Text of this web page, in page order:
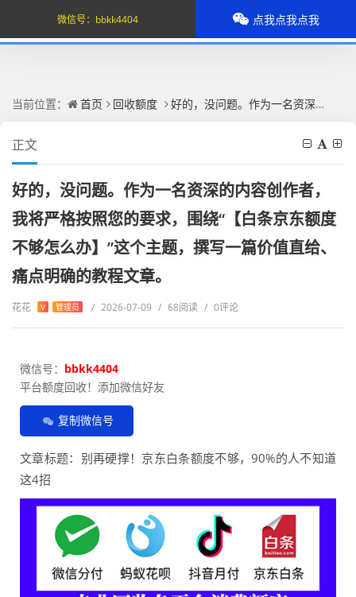
当前位置： 首页 回收额度 好的，没问题。作为一名资深的内容创作者，我将严格按照您的要求，围绕“【白条京东额度不够怎么办】”这个主题，撰写一篇价值直给、痛点明确的教程文章。
正文
好的，没问题。作为一名资深的内容创作者，
我将严格按照您的要求，围绕“【白条京东额度
不够怎么办】”这个主题，撰写一篇价值直给、
痛点明确的教程文章。
花花 V 管理员 / 2026-07-09 / 68阅读 / 0评论
微信号： bbkk4404
平台额度回收！添加微信好友
复制微信号
文章标题：别再硬撑！京东白条额度不够，90%的人不知道
这4招
微信号： bbkk4404 点我点我点我